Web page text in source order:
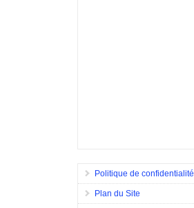
Politique de confidentialité
Plan du Site